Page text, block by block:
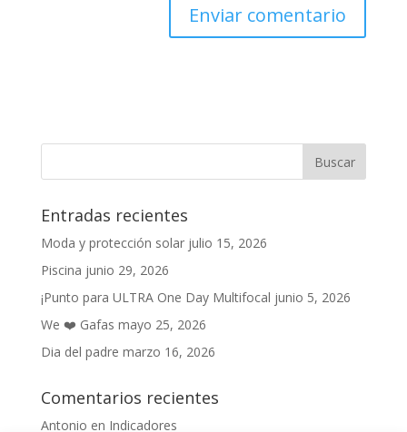
Entradas recientes
Moda y protección solar julio 15, 2026
Piscina junio 29, 2026
¡Punto para ULTRA One Day Multifocal junio 5, 2026
We ❤️ Gafas mayo 25, 2026
Dia del padre marzo 16, 2026
Comentarios recientes
Antonio en Indicadores